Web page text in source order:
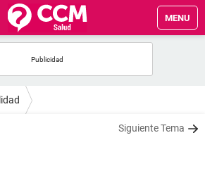
MENU
Siguiente Tema